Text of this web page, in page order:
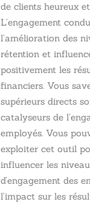
de clients heureux
L’engagement
l’amélioration des
rétention et
positivement les
financiers. Vous
supérieurs directs
catalyseurs de
employés. Vous
exploiter cet outil
influencer les
d’engagement des
l’impact sur les